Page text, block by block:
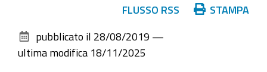
documento
FLUSSO RSS STAMPA
pubblicato il 28/08/2019 —
ultima modifica 18/11/2025